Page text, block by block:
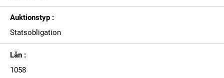
Auktionstyp :
Statsobligation
Lån :
1058